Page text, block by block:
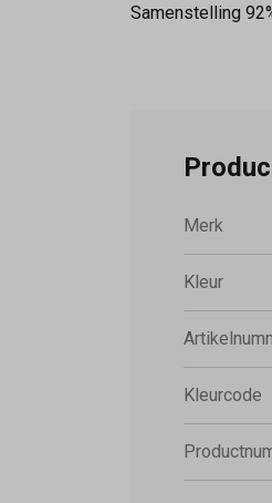
Samenstelling
Merk
Kleur
Kleurcode